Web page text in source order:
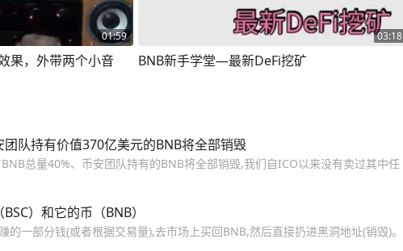
01:59
果，外带两个小音
03:18
BNB新手学堂—最新DeFi挖矿
队持有价值370亿美元的BNB将全部销毁
总量40%、币安团队持有的BNB将全部销毁,我们自ICO以来没有卖过其中任
）和它的币（BNB）
的一部分钱(或者根据交易量),去市场上买回BNB,然后直接扔进黑洞地址(销毁)。